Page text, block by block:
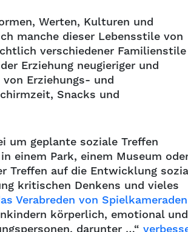
Werten, Kulturen und
manche dieser Lebensstile von
verschiedener Familienstile
Erziehung neugieriger und
Erziehungs- und
Snacks und
um geplante soziale Treffen
einem Park, einem Museum
Treffen auf die Entwicklung
kritischen Denkens und vieles
Verabreden von Spielkameraden
körperlich, emotional und